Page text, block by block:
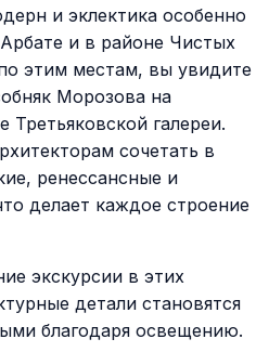
и эклектика особенно
и в районе Чистых
этим местам, вы увидите
Морозова на
галереи.
сочетать в
ренессансные и
делает каждое строение
экскурсии в этих
детали становятся
благодаря освещению​.